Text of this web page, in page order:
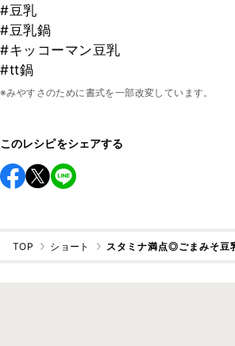
#豆乳
#豆乳鍋
#キッコーマン豆乳
#tt鍋
※みやすさのために書式を一部改変しています。
このレシピをシェアする
TOP ショート スタミナ満点◎ごまみそ豆